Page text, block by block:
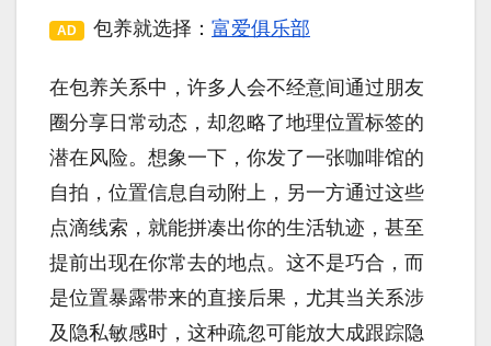
AD 包养就选择： 富爱俱乐部
在包养关系中，许多人会不经意间通过朋友
圈分享日常动态，却忽略了地理位置标签的
潜在风险。想象一下，你发了一张咖啡馆的
自拍，位置信息自动附上，另一方通过这些
点滴线索，就能拼凑出你的生活轨迹，甚至
提前出现在你常去的地点。这不是巧合，而
是位置暴露带来的直接后果，尤其当关系涉
及隐私敏感时，这种疏忽可能放大成跟踪隐